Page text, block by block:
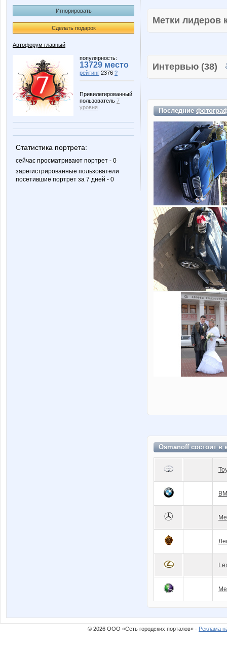
Игнорировать
Сделать подарок
Автофорум главный
популярность:
13729 место
рейтинг 2376 ?
Привилегированный
пользователь 7
уровня
Статистика портрета:
сейчас просматривают портрет - 0
зарегистрированные пользователи
посетившие портрет за 7 дней - 0
Метки
Интервью (38)
Последние
Osmanoff состоит в
© 2026 ООО «Сеть городских порталов» · Реклама